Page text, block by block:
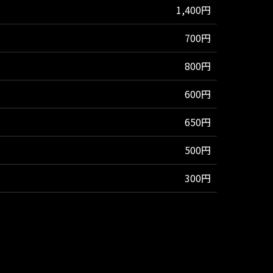
1,400円
700円
800円
600円
650円
500円
300円